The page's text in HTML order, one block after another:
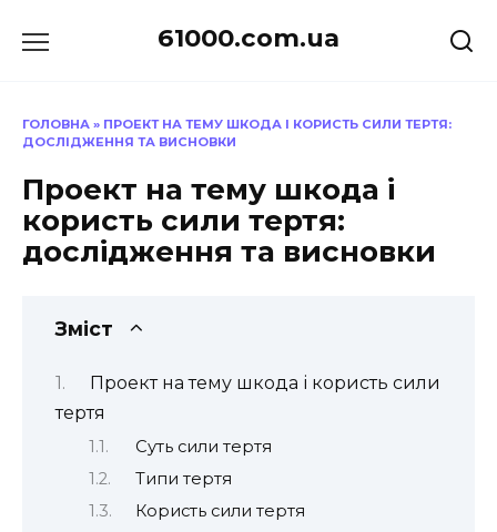
до
61000.com.ua
ГОЛОВНА » ПРОЕКТ НА ТЕМУ ШКОДА І КОРИСТЬ СИЛИ ТЕРТЯ:
ДОСЛІДЖЕННЯ ТА ВИСНОВКИ
Проект на тему шкода і
користь сили тертя:
дослідження та висновки
Зміст
Проект на тему шкода і користь сили
тертя
Суть сили тертя
Типи тертя
Користь сили тертя